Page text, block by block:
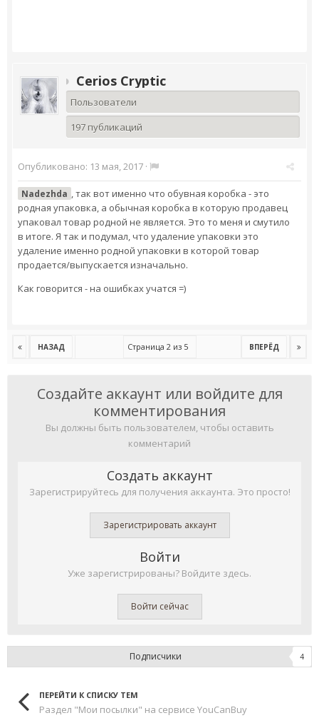
Cerios Cryptic
Пользователи
197 публикаций
Опубликовано: 13 мая, 2017 ·
Nadezhda , так вот именно что обувная коробка - это
родная упаковка, а обычная коробка в которую продавец
упаковал товар родной не является. Это то меня и смутило
в итоге. Я так и подумал, что удаление упаковки это
удаление именно родной упаковки в которой товар
продается/выпускается изначально.
Как говорится - на ошибках учатся =)
НАЗАД ВПЕРЁД
Страница 2 из 5
Создайте аккаунт или войдите для
комментирования
Вы должны быть пользователем, чтобы оставить
комментарий
Создать аккаунт
Зарегистрируйтесь для получения аккаунта. Это просто!
Зарегистрировать аккаунт
Войти
Уже зарегистрированы? Войдите здесь.
Войти сейчас
Подписчики 4
ПЕРЕЙТИ К СПИСКУ ТЕМ
Раздел "Мои посылки" на сервисе YouCanBuy